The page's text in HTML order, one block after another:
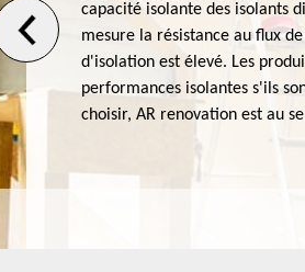
capacité isolante des isolants
mesure la résistance au flux
d'isolation est élevé. Les
performances isolantes s'ils
choisir, AR renovation est au